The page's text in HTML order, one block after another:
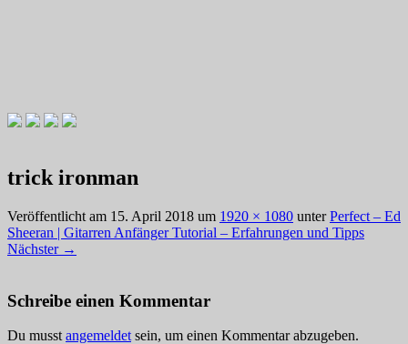
Willkommen zu Christians How
trick ironman
Veröffentlicht am 15. April 2018 um 1920 × 1080 unterPerfect – Ed
Sheeran | Gitarren Anfänger Tutorial – Erfahrungen und Tipps
Nächster →
Schreibe einen Kommentar
Du musst angemeldet sein, um einen Kommentar abzugeben.